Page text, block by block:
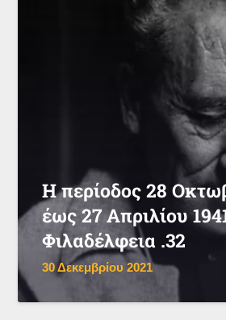
Η περίοδος 28
έως 27 Απριλίου
Φιλαδέλφεια .32
30 Δεκεμβρίου 2021